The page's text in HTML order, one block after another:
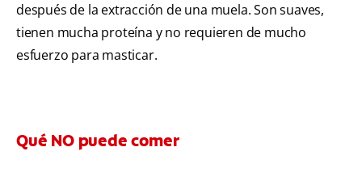
después de la extracción de una muela. Son suaves,
tienen mucha proteína y no requieren de mucho
esfuerzo para masticar.
Qué NO puede comer